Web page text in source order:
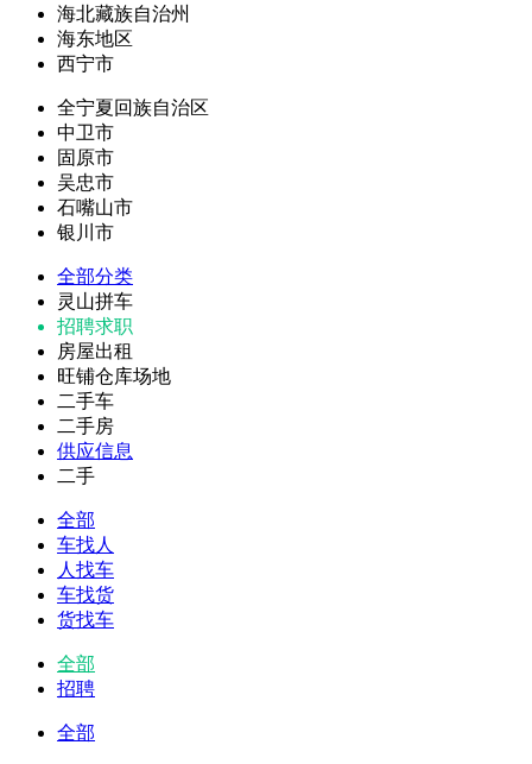
海北藏族自治州
海东地区
西宁市
全宁夏回族自治区
中卫市
固原市
吴忠市
石嘴山市
银川市
全部分类
灵山拼车
招聘求职
房屋出租
旺铺仓库场地
二手车
二手房
供应信息
二手
全部
车找人
人找车
车找货
货找车
全部
招聘
全部